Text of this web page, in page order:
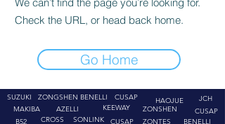
Check the URL, or head back home.
Go Home
SUZUKI
ZONGSHEN
MAKIBA
AZELLI
BENELLI
CUSAP
KEEWAY
B52
CROSS SONLINK CUSAP
HAOJUE
JCH
ZONSHEN
ZONTES
CUSAP
BENELLI